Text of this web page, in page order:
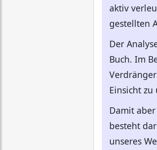
aktiv
gestellten
Der
Buch. Im
Einsicht
Damit
besteht
unseres